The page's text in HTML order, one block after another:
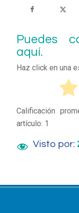
Puedes
aquí.
Haz click en una
Calificación
artículo: 1
Visto por: